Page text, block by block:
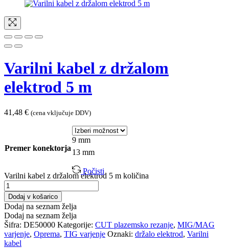
Varilni kabel z držalom
elektrod 5 m
41,48 € (cena vključuje DDV)
Premer konektorja
9 mm
13 mm
Počisti
Varilni kabel z držalom elektrod 5 m količina
Dodaj v košarico
Dodaj na seznam želja
Dodaj na seznam želja
Šifra: DE50000 Kategorije: CUT plazemsko rezanje, MIG/MAG
varjenje, Oprema, TIG varjenje Oznaki: držalo elektrod, Varilni
kabel